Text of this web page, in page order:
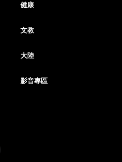
健康
文教
大陸
影音專區